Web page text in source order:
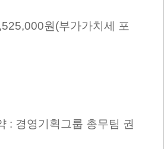
원(부가가치세 포
: 경영기획그룹 총무팀 권